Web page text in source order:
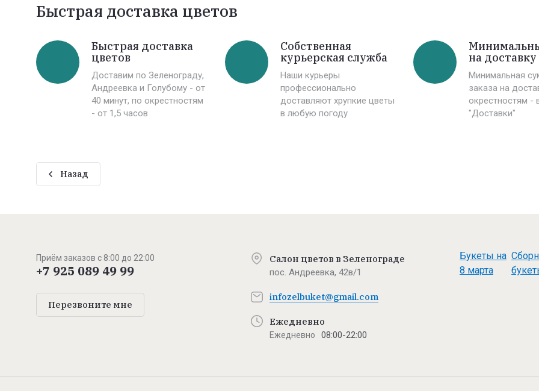
Быстрая доставка цветов
Быстрая доставка
цветов
Доставим по Зеленограду,
Андреевка и Голубому - от
40 минут, по окрестностям
- от 1,5 часов
Собственная
курьерская служба
Наши курьеры
профессионально
доставляют хрупкие цветы
в любую погоду
на
Минимальная
заказа на
окрестностям -
"Доставки"
Назад
Приём заказов с 8:00 до 22:00
+7 925 089 49 99
Перезвоните мне
Салон цветов в Зеленограде
пос. Андреевка, 42в/1
infozelbuket@gmail.com
Ежедневно
Ежедневно 08:00-22:00
Букеты на
8 марта